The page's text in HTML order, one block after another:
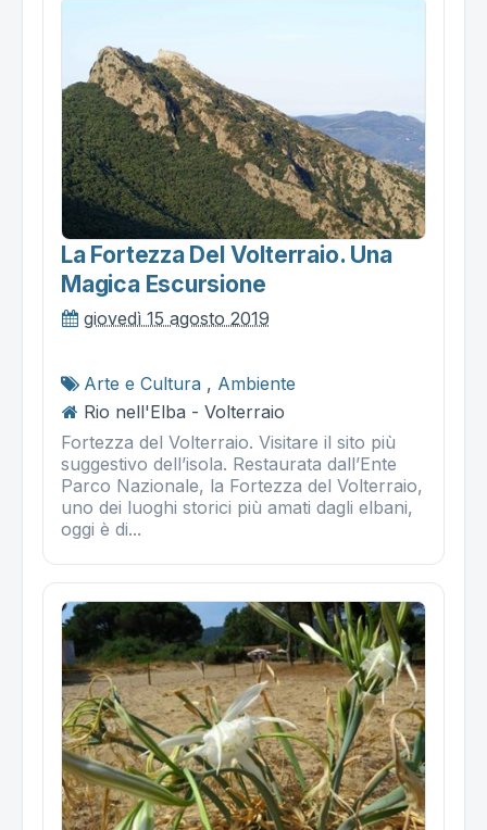
La Fortezza Del Volterraio. Una
Magica Escursione
giovedì 15 agosto 2019
Arte e Cultura , Ambiente
Rio nell'Elba - Volterraio
Fortezza del Volterraio. Visitare il sito più
suggestivo dell’isola. Restaurata dall’Ente
Parco Nazionale, la Fortezza del Volterraio,
uno dei luoghi storici più amati dagli elbani,
oggi è di...